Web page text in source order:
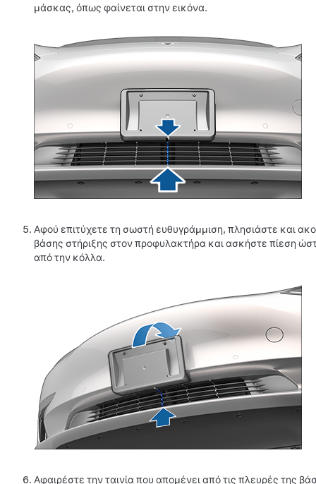
μάσκας, όπως φαίνεται στην εικόνα.
Αφού επιτύχετε τη σωστή ευθυγράμμιση, πλησιάστε και
βάσης στήριξης στον προφυλακτήρα και ασκήστε πίεση
από την κόλλα.
Αφαιρέστε την ταινία που απομένει από τις πλευρές της